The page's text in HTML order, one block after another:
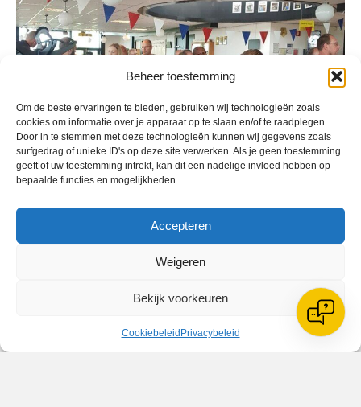
Beheer toestemming
Om de beste ervaringen te bieden, gebruiken wij technologieën zoals
cookies om informatie over je apparaat op te slaan en/of te raadplegen.
Door in te stemmen met deze technologieën kunnen wij gegevens zoals
surfgedrag of unieke ID's op deze site verwerken. Als je geen toestemming
geeft of uw toestemming intrekt, kan dit een nadelige invloed hebben op
bepaalde functies en mogelijkheden.
Accepteren
Weigeren
Bekijk voorkeuren
Cookiebeleid Privacybeleid